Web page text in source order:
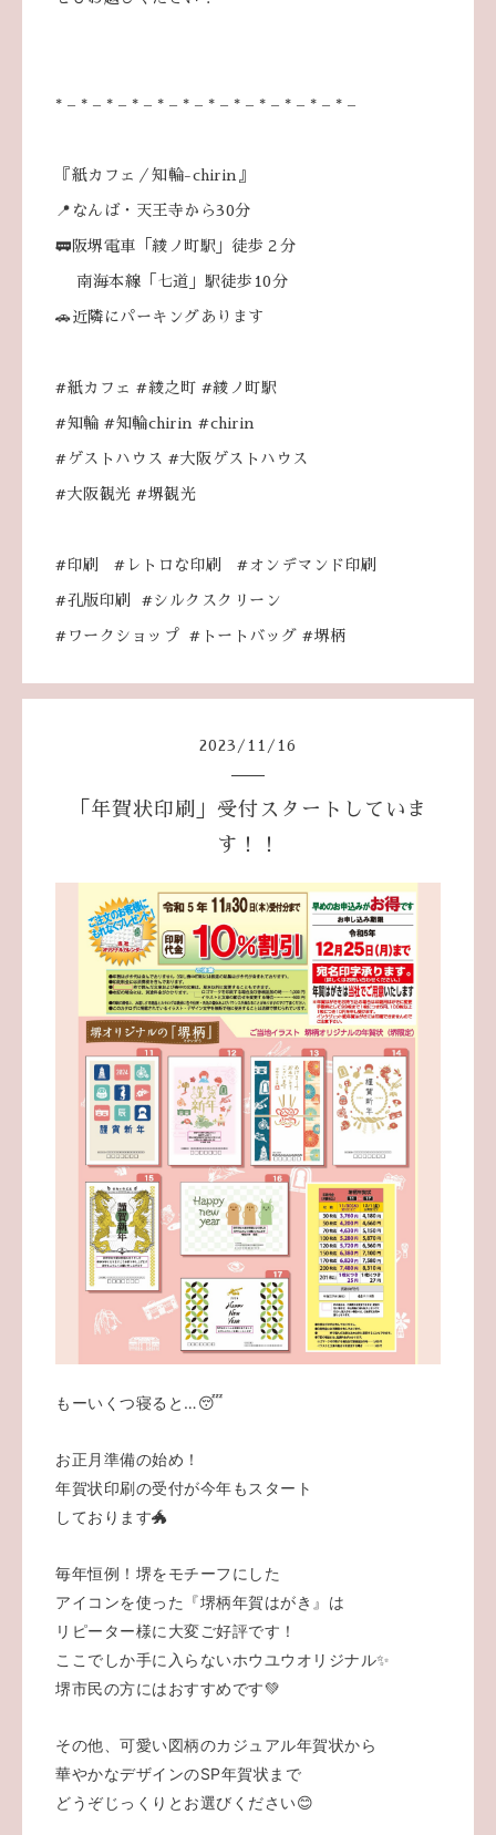
* – * – * – * – * – * – * – * – * – * – * – * –
『紙カフェ／知輪-chirin』
📍なんば・天王寺から30分
🚃阪堺電車「綾ノ町駅」徒歩２分
南海本線「七道」駅徒歩10分
🚗近隣にパーキングあります
#紙カフェ #綾之町 #綾ノ町駅
#知輪 #知輪chirin #chirin
#ゲストハウス #大阪ゲストハウス
#大阪観光 #堺観光
#印刷 #レトロな印刷 #オンデマンド印刷
#孔版印刷 #シルクスクリーン
#ワークショップ #トートバッグ #堺柄
2023 / 11 / 16
「年賀状印刷」受付スタートしていま
す！！
もーいくつ寝ると…😴
お正月準備の始め！
年賀状印刷の受付が今年もスタート
しております🐲
毎年恒例！堺をモチーフにした
アイコンを使った『堺柄年賀はがき』は
リピーター様に大変ご好評です！
ここでしか手に入らないホウユウオリジナル✨
堺市民の方にはおすすめです💚
その他、可愛い図柄のカジュアル年賀状から
華やかなデザインのSP年賀状まで
どうぞじっくりとお選びください😊